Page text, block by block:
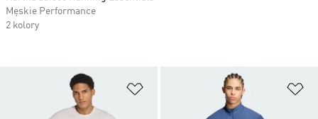
Dodaj do listy życzeń
Męskie Performance
2 kolory